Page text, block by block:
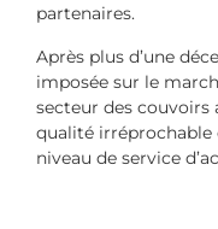
partenaires.
Après plus d’une
imposée sur le
secteur des
qualité irréprochable
niveau de service